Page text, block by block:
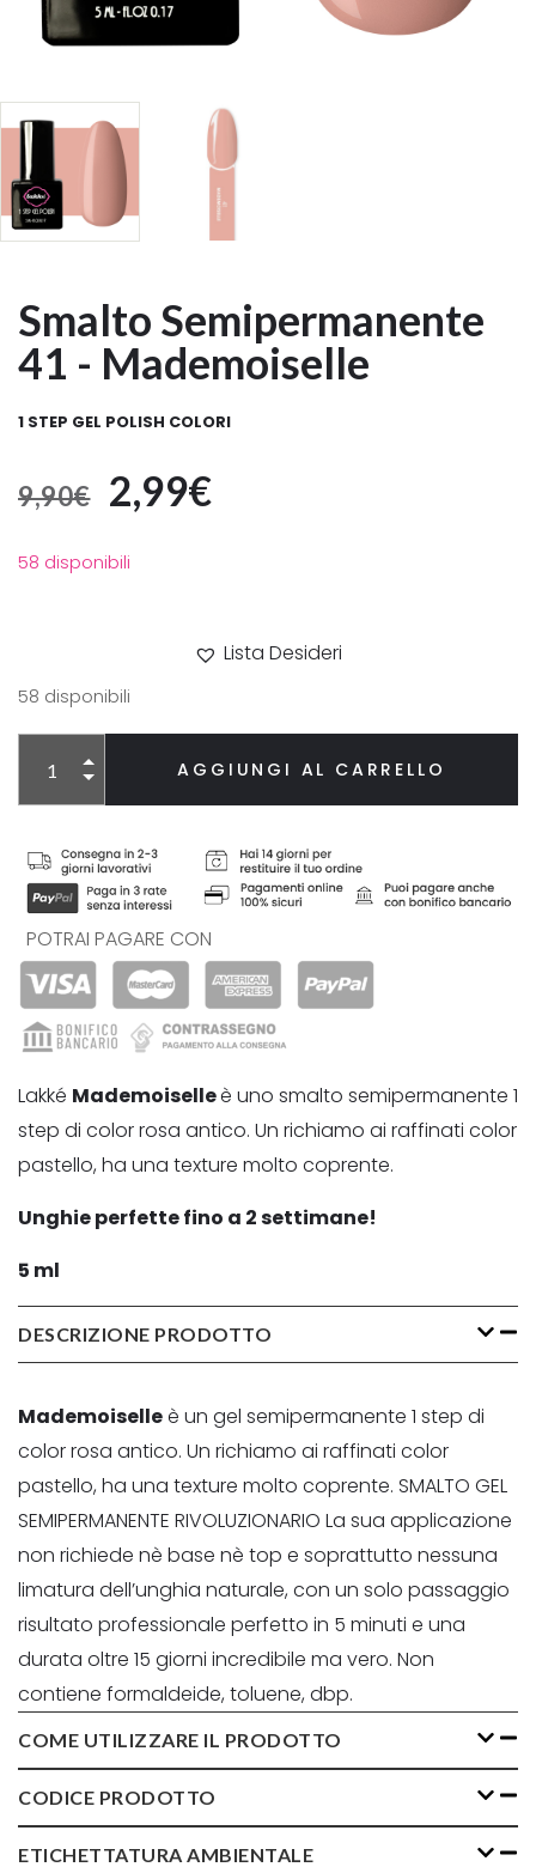
Smalto Semipermanente
41 - Mademoiselle
1 STEP GEL POLISH COLORI
9,90€ 2,99€
58 disponibili
Lista Desideri
58 disponibili
AGGIUNGI AL CARRELLO
POTRAI PAGARE CON
Lakké Mademoiselleè uno smalto semipermanente 1
step di color rosa antico. Un richiamo ai raffinati color
pastello, ha una texture molto coprente.
Unghie perfette fino a 2 settimane!
5 ml
DESCRIZIONE PRODOTTO
Mademoiselleè un gel semipermanente 1 step di
color rosa antico. Un richiamo ai raffinati color
pastello, ha una texture molto coprente. SMALTO GEL
SEMIPERMANENTE RIVOLUZIONARIO La sua applicazione
non richiede nè base nè top e soprattutto nessuna
limatura dell’unghia naturale, con un solo passaggio
risultato professionale perfetto in 5 minuti e una
durata oltre 15 giorni incredibile ma vero. Non
contiene formaldeide, toluene, dbp.
COME UTILIZZARE IL PRODOTTO
CODICE PRODOTTO
ETICHETTATURA AMBIENTALE